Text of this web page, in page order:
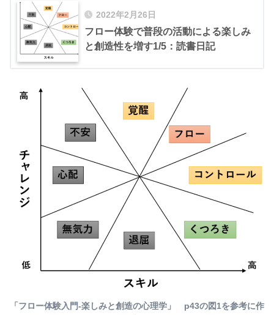
2022年2月26日
フロー体験で普段の活動による楽しみ
と創造性を増す1/5：読書日記
「フロー体験入門-楽しみと創造の心理学」
p43の図1を参考に作